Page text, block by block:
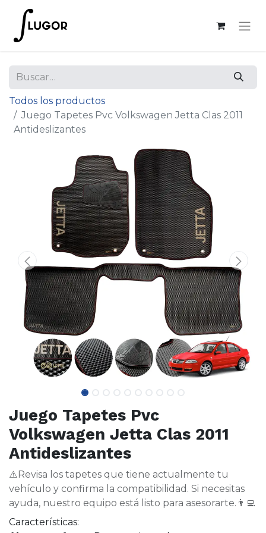
Todos los productos
Juego Tapetes Pvc Volkswagen Jetta Clas 2011
Antideslizantes
Juego Tapetes Pvc
Volkswagen Jetta Clas 2011
Antideslizantes
⚠️Revisa los tapetes que tiene actualmente tu
vehículo y confirma la compatibilidad. Si necesitas
ayuda, nuestro equipo está listo para asesorarte.👨‍💻
Características: